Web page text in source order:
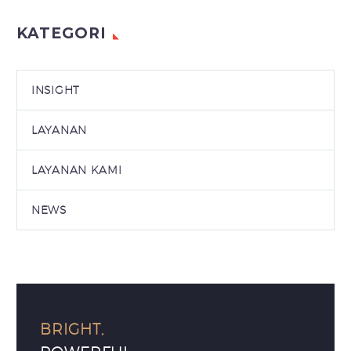
KATEGORI
INSIGHT
LAYANAN
LAYANAN KAMI
NEWS
BRIGHT,